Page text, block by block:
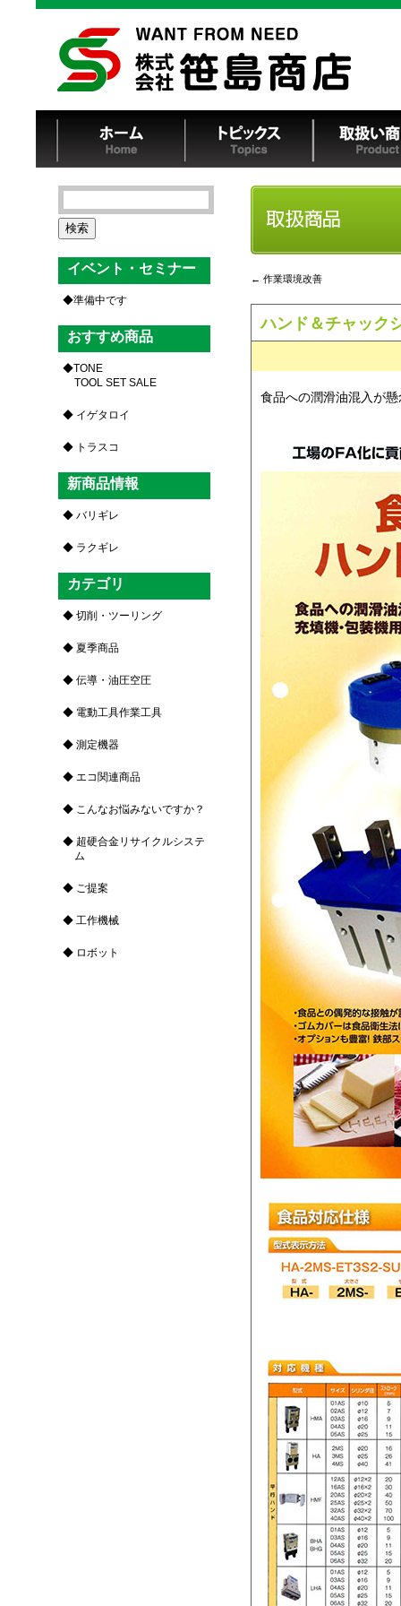
← 作業環境改善
ハンド＆チャック
食品への潤滑油混入が
検
索:
イベント・セミナー
準備中です
おすすめ商品
TONE
TOOL SET SALE
イゲタロイ
トラスコ
新商品情報
バリギレ
ラクギレ
カテゴリ
切削・ツーリング
夏季商品
伝導・油圧空圧
電動工具作業工具
測定機器
エコ関連商品
こんなお悩みないですか？
超硬合金リサイクルシステ
ム
ご提案
工作機械
ロボット